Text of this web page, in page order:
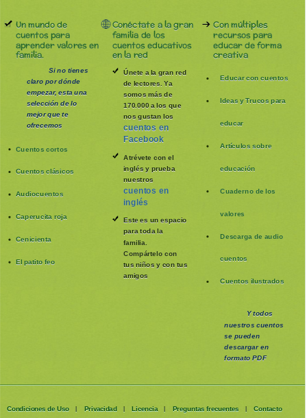
Un mundo de
cuentos para
aprender valores en
familia.
Si no tienes
claro por dónde
empezar, esta una
selección de lo
mejor que te
ofrecemos
Cuentos cortos
Cuentos clásicos
Audiocuentos
Caperucita roja
Cenicienta
El patito feo
Conéctate a la gran
familia de los
cuentos educativos
en la red
Únete a la gran red
de lectores. Ya
somos más de
170.000 a los que
nos gustan los
cuentos en
Facebook
Atrévete con el
inglés y prueba
nuestros
cuentos en
inglés
Este es un espacio
para toda la
familia
Compártelo con
tus niños y con tus
amigos
Con múltiples
recursos para
educar de forma
creativa
Educar con cuentos
Ideas y Trucos para
educar
Artículos sobre
educación
Cuaderno de los
valores
Descarga de audio
cuentos
Cuentos ilustrados
Y todos
nuestros cuentos
se pueden
descargar en
formato PDF
Condiciones de Uso | Privacidad | Licencia | Preguntas frecuentes | Contacto